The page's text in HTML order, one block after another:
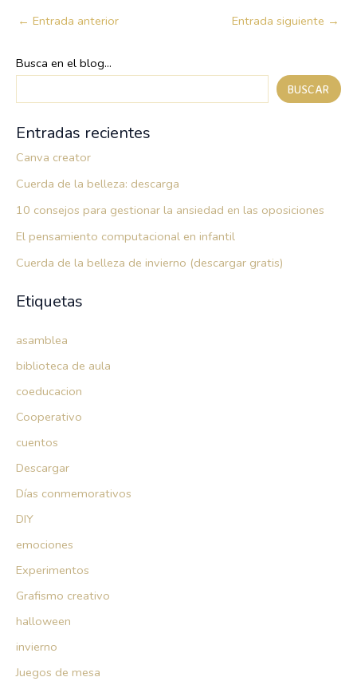
← Entrada anterior Entrada siguiente →
Busca en el blog...
BUSCAR
Entradas recientes
Canva creator
Cuerda de la belleza: descarga
10 consejos para gestionar la ansiedad en las oposiciones
El pensamiento computacional en infantil
Cuerda de la belleza de invierno (descargar gratis)
Etiquetas
asamblea
biblioteca de aula
coeducacion
Cooperativo
cuentos
Descargar
Días conmemorativos
DIY
emociones
Experimentos
Grafismo creativo
halloween
invierno
Juegos de mesa